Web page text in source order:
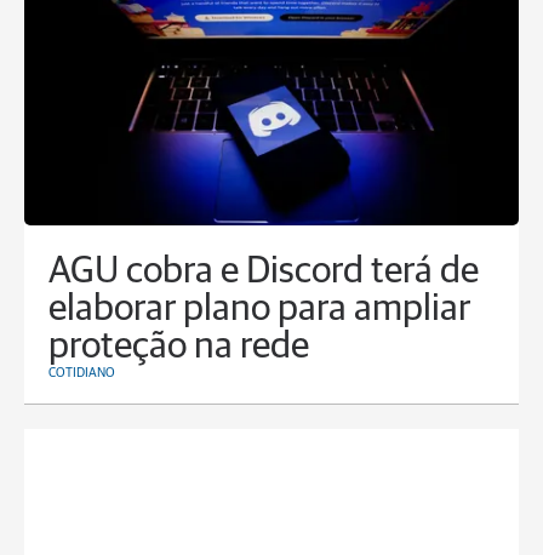
AGU cobra e Discord terá de
elaborar plano para ampliar
proteção na rede
COTIDIANO